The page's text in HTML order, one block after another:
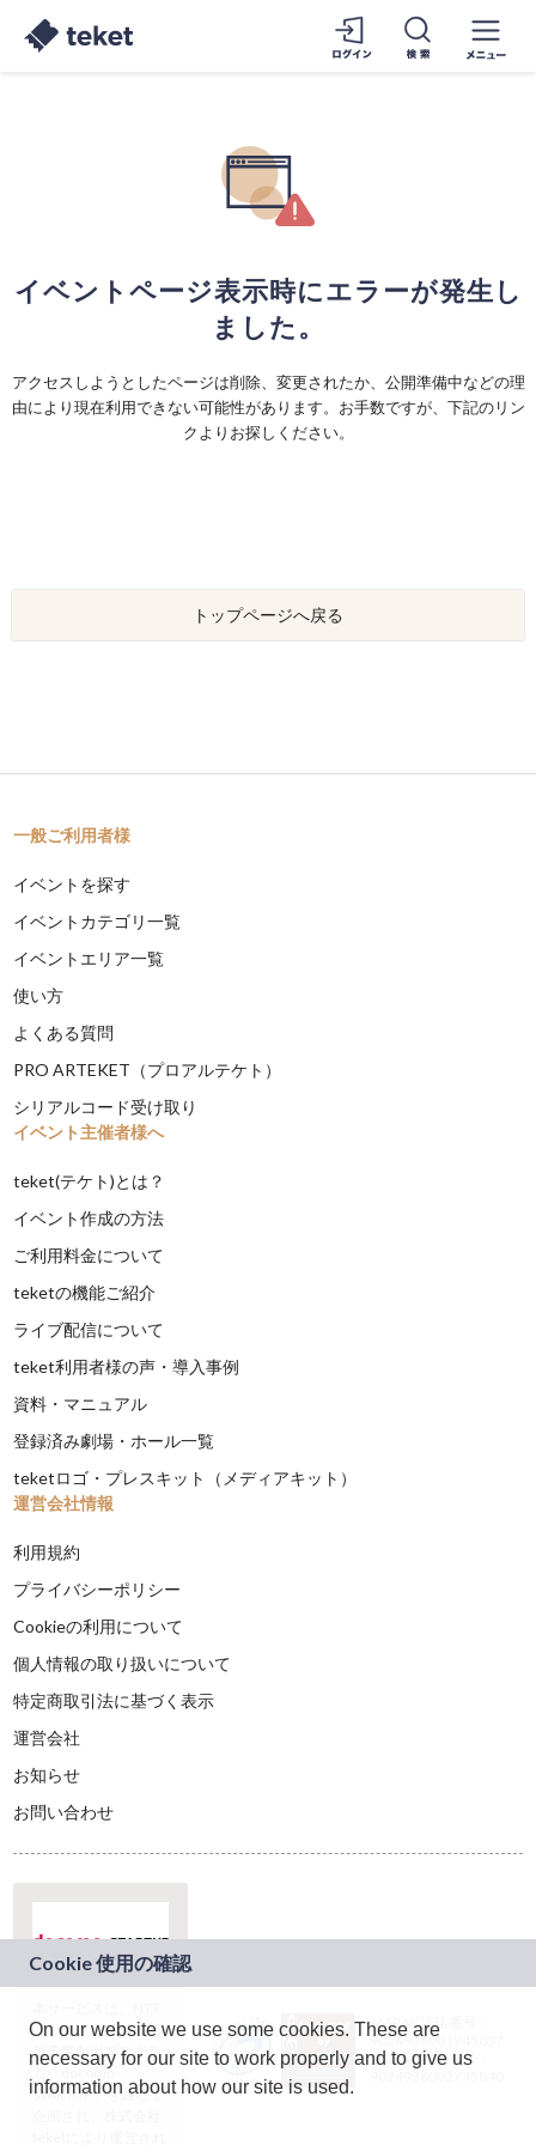
イベントページ表示時にエラーが発生し
ました。
アクセスしようとしたページは削除、変更されたか、公開準備中などの理
由により現在利用できない可能性があります。お手数ですが、下記のリン
クよりお探しください。
トップページへ戻る
一般ご利用者様
イベントを探す
イベントカテゴリ一覧
イベントエリア一覧
使い方
よくある質問
PRO ARTEKET（プロアルテケト）
シリアルコード受け取り
イベント主催者様へ
teket(テケト)とは？
イベント作成の方法
ご利用料金について
teketの機能ご紹介
ライブ配信について
teket利用者様の声・導入事例
資料・マニュアル
登録済み劇場・ホール一覧
teketロゴ・プレスキット（メディアキット）
運営会社情報
利用規約
プライバシーポリシー
Cookieの利用について
個人情報の取り扱いについて
特定商取引法に基づく表示
運営会社
お知らせ
お問い合わせ
ドコモグループの新
規事業創出プログラ
ム「docomo
STARTUP」を通じて
JASRAC許諾番号：
9024936001Y45037
JASRAC許諾番号：
On our website we use some cookies. These are
necessary for our site to work properly and to give us
information about how our site is used.